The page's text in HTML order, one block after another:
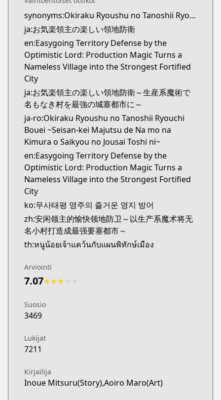
Kitsu
https://kitsu.app/manga/65012
CDJapan
CDJapan
https://www.anime-planet.com/manga/https://
MangaUpdates
MangaUpdates
https://www.mangaupdates.com/
novelUpdates
novelUpdates
https://www.novelupdates.com/series/fun-
Book☆Walker
Book☆Walker
https://bookwalker.jp/series/342851/list
Official English
Official English
https://sevenseasentertainment.com/series/
synonyms:Okiraku Ryoushu no Tanoshii Ryouchi Bouei: Seisankei Majutsu de Na mo Naki Mura wo Saikyou no Jousai Toshi ni,Fun Territory Defense by the Optimistic Lord
ja:お気楽領主の楽しい領地防衛
en:Easygoing Territory Defense by the
Optimistic Lord: Production Magic Turns a
Nameless Village into the Strongest Fortified
City
ja:お気楽領主の楽しい領地防衛～生産系魔術で
名もなき村を最強の城塞都市に～
ja-ro:Okiraku Ryoushu no Tanoshii Ryouchi
Bouei ~Seisan-kei Majutsu de Na mo na
Kimura o Saikyou no Jousai Toshi ni~
en:Easygoing Territory Defense by the
Optimistic Lord: Production Magic Turns a
Nameless Village into the Strongest Fortified
City
ko:무사태평 영주의 즐거운 영지 방어
zh:安闲领主的愉快领地防卫～以生产系魔术将无
名小村打造成最强要塞都市～
th:หนูน้อยเจ้าแคว้นกับแผนพิทักษ์เมือง
Arviointi
7.07★★★
Suosio
3469
Lukijat
7211
Kirjailija
Inoue Mitsuru(Story),Aoiro Maro(Art)